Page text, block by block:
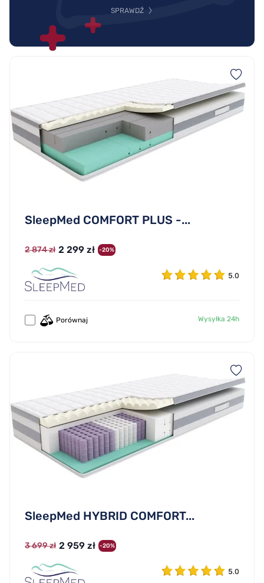
SPRAWDŹ
SleepMed COMFORT PLUS -...
2 874 zł 2 299 zł -20%
5.0
Porównaj Wysyłka 24h
SleepMed HYBRID COMFORT...
3 699 zł 2 959 zł -20%
5.0